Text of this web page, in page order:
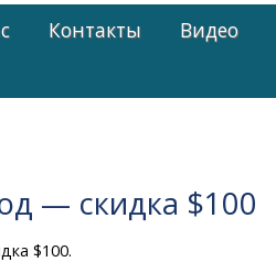
Контакты Видео
— скидка $100
$100.